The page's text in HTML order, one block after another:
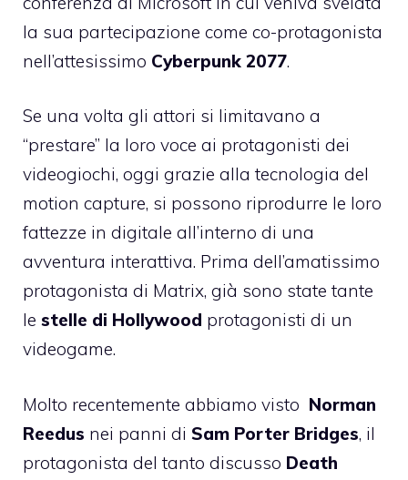
la sua partecipazione come co-protagonista
nell’attesissimo Cyberpunk 2077.
Se una volta gli attori si limitavano a
“prestare” la loro voce ai protagonisti dei
videogiochi, oggi grazie alla tecnologia del
motion capture, si possono riprodurre le loro
fattezze in digitale all’interno di una
avventura interattiva. Prima dell’amatissimo
protagonista di Matrix, già sono state tante
le stelle di Hollywood protagonisti di un
videogame.
Molto recentemente abbiamo visto Norman
Reedus nei panni di Sam Porter Bridges, il
protagonista del tanto discusso Death